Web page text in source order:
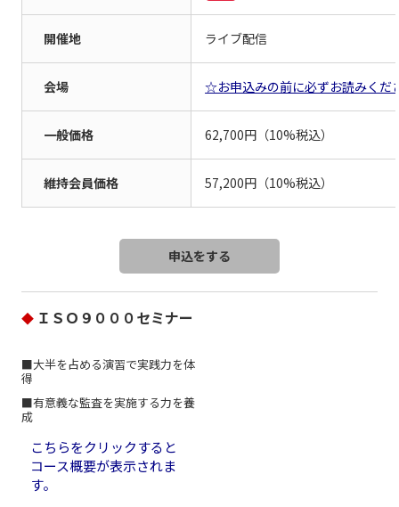
開催地 ライブ配信
会場 ☆お申込みの前に必ずお読みくだ
一般価格 62,700円（10%税込）
維持会員価格 57,200円（10%税込）
◆ ＩＳＯ９０００セミナー
■大半を占める演習で実践力を体
得
■有意義な監査を実施する力を養
成
こちらをクリックすると
コース概要が表示されま
す。